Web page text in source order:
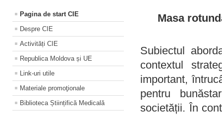
Pagina de start CIE
Despre CIE
Activități CIE
Republica Moldova și UE
Link-uri utile
Materiale promoţionale
Biblioteca Științifică Medicală
Masa
Subiectul
contextul
important,
pentru
societății. În